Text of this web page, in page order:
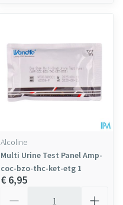
Alcoline
Multi Urine Test Panel Amp-
coc-bzo-thc-ket-etg 1
€ 6,95